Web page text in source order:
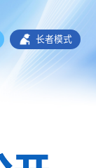
长者模式